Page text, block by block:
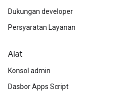
Dukungan developer
Persyaratan Layanan
Alat
Konsol admin
Dasbor Apps Script